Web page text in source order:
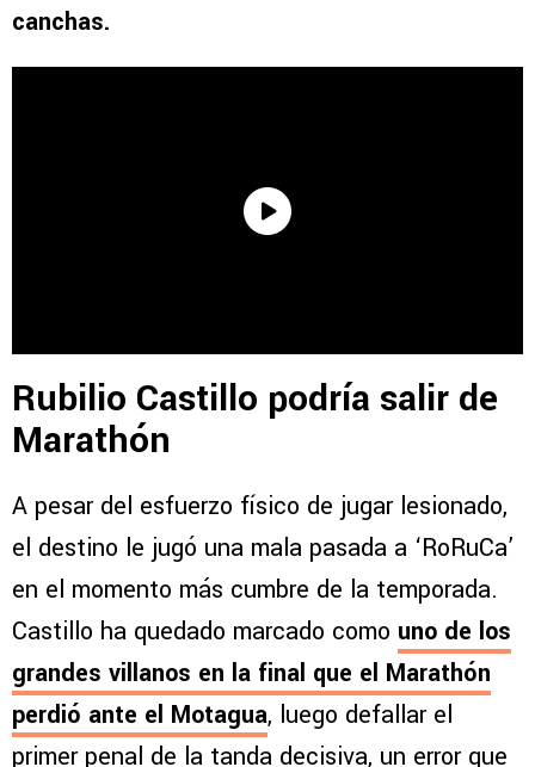
canchas.
Rubilio Castillo podría salir de
Marathón
A pesar del esfuerzo físico de jugar lesionado,
el destino le jugó una mala pasada a ‘RoRuCa’
en el momento más cumbre de la temporada.
Castillo ha quedado marcado como uno de los
grandes villanos en la final que el Marathón
perdió ante el Motagua, luego defallar el
primer penal de la tanda decisiva, un error que